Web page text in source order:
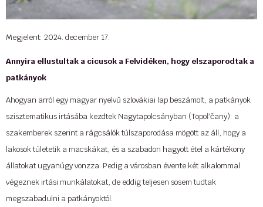
...
Megjelent: 2024. december 17.
Annyira ellustultak a cicusok a Felvidéken, hogy elszaporodtak a
patkányok
Ahogyan arról egy magyar nyelvű szlovákiai lap beszámolt, a patkányok
szisztematikus irtásába kezdtek Nagytapolcsányban (Topoľčany): a
szakemberek szerint a rágcsálók túlszaporodása mögött az áll, hogy a
lakosok túletetik a macskákat, és a szabadon hagyott étel a kártékony
állatokat ugyanúgy vonzza. Pedig a városban évente két alkalommal
végeznek irtási munkálatokat, de eddig teljesen sosem tudtak
megszabadulni a patkányoktól.